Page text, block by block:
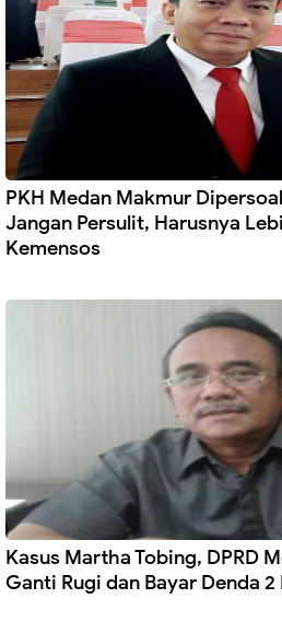
PKH Medan Makmur
Jangan Persulit, Harusnya
Kemensos
Kasus Martha Tobing, DPRD
Ganti Rugi dan Bayar Denda 2